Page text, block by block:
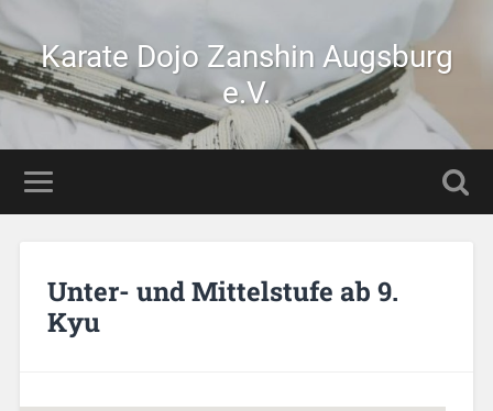
Karate Dojo Zanshin Augsburg
e.V.
Unter- und Mittelstufe ab 9.
Kyu